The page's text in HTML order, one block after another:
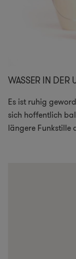
WASSER IN DER
Es ist ruhig
sich hoffentlich
längere Funkstille